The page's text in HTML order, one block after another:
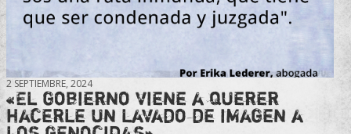
2 SEPTIEMBRE, 2024
«El gobierno viene a querer
hacerle un lavado de imagen a